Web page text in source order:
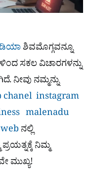
ಶಿವಮೊಗ್ಗವನ್ನೂ
ಸಕಲ ವಿಚಾರಗಳನ್ನು
ನೀವು ನಮ್ಮನ್ನು
chanel instagram
malenadu
ನಲ್ಲಿ
ನಿಮ್ಮ
ಮುಖ್ಯ!